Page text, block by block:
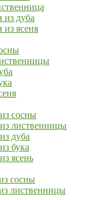
из дуба
из ясеня
сосны
лиственницы
дуба
бука
ясень
сосны
лиственницы